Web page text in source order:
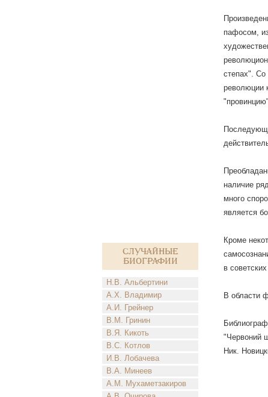
Случайные
биографии
Н.В. Альбертини
А.Х. Владимир
А.И. Грейнер
В.М. Гринин
В.Я. Кикоть
В.С. Котлов
И.В. Лобачева
В.А. Минеев
А.М. Мухаметзакиров
пафосом,
степах". Со
революции
наличие
много
является
Кроме
в
В области
"Червоний
Ник.